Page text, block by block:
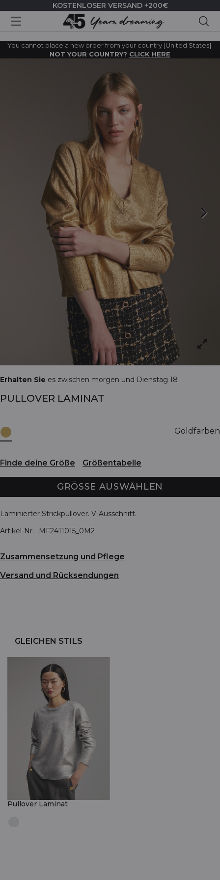
KOSTENLOSER VERSAND +200€
You cannot place a new order from your country [United States].
NOT YOUR COUNTRY? CLICK HERE
Erhalten Sie es zwischen morgen und Dienstag 18
PULLOVER LAMINAT
Goldfarben
Finde deine Größe Größentabelle
GRÖSSE AUSWÄHLEN
Laminierter Strickpullover. V-Ausschnitt.
Artikel-Nr.
MF2411015_0M2
Zusammensetzung und Pflege
Versand und Rücksendungen
GLEICHEN STILS
Pullover Laminat